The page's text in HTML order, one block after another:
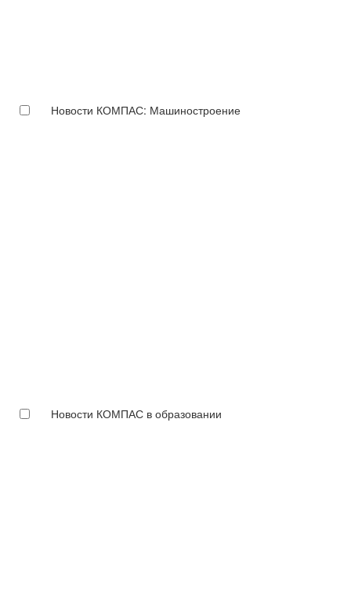
Новости КОМПАС: Машиностроение
Новости КОМПАС в образовании